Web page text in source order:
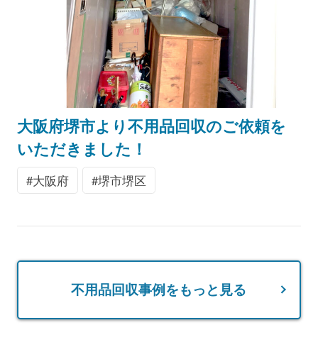
大阪府堺市より不用品回収のご依頼を
いただきました！
大阪府 堺市堺区
不用品回収事例をもっと見る